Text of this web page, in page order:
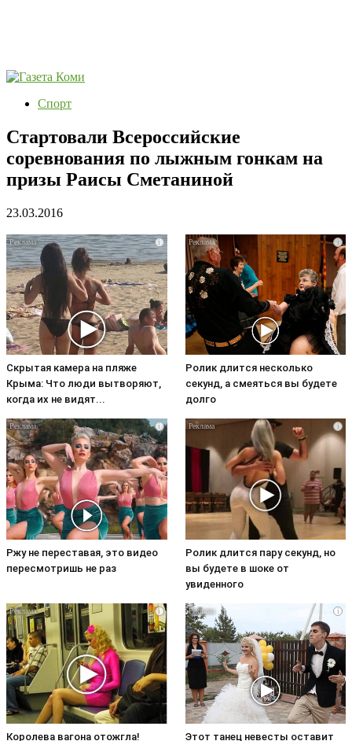
Спорт
Стартовали Всероссийские
соревнования по лыжным гонкам на
призы Раисы Сметаниной
23.03.2016
i
Скрытая камера на пляже
Крыма: Что люди вытворяют,
когда их не видят...
i
Ролик длится несколько
секунд, а смеяться вы будете
долго
i
Ржу не переставая, это видео
пересмотришь не раз
i
Ролик длится пару секунд, но
вы будете в шоке от
увиденного
i
Королева вагона отожгла!
i
Этот танец невесты оставит